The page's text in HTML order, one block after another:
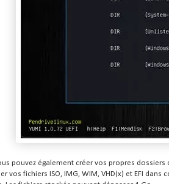
pouvez également créer vos propres
vos fichiers ISO, IMG, WIM, VHD(x) et EFI dans